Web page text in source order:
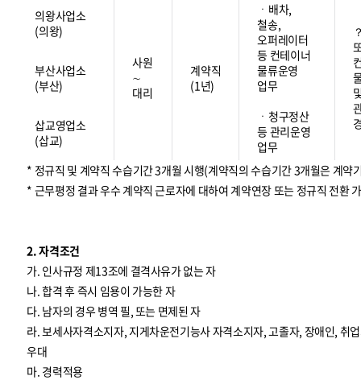
의왕사업소
(의왕)
사원
∼
대리
계약직
(1년)
ㆍ배차,
철송,
오퍼레이터
등 컨테이너
물류운영
업무
ㆍ청구정산
등 관리운영
업무
부산사업소
(부산)
삽교영업소
(삽교)
* 정규직 및 계약직 수습기간 3개월 시행(계약직의 수습기간 3개월은 계약
* 근무평정 결과 우수 계약직 근로자에 대하여 계약연장 또는 정규직 전환
2. 자격조건
가. 인사규정 제13조에 결격사유가 없는 자
나. 합격 후 즉시 임용이 가능한 자
다. 남자의 경우 병역 필, 또는 면제된 자
라. 보세사자격소지자, 지게차운전기능사 자격소지자, 고졸자, 장애인, 취
우대
마. 경력적용